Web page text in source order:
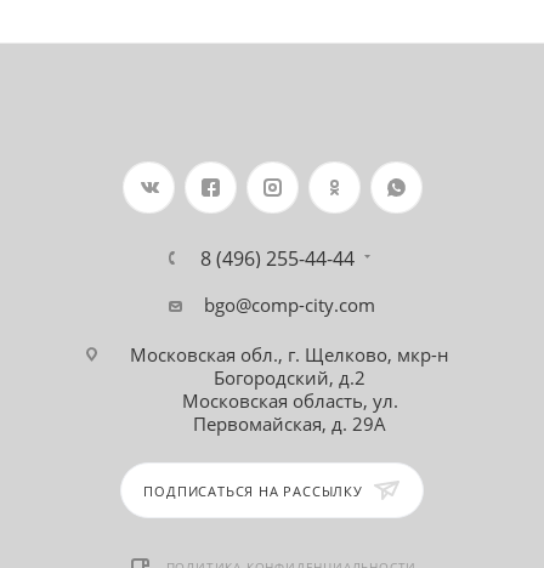
8 (496) 255-44-44
bgo@comp-city.com
Московская обл., г. Щелково, мкр-н
Богородский, д.2
Московская область, ул.
Первомайская, д. 29А
ПОДПИСАТЬСЯ НА РАССЫЛКУ